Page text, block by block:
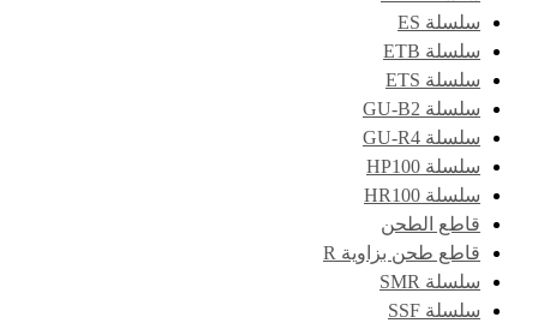
سلسلة ES
سلسلة ETB
سلسلة ETS
سلسلة GU-B2
سلسلة GU-R4
سلسلة HP100
سلسلة HR100
قاطع الطحن
قاطع طحن بزاوية R
سلسلة SMR
سلسلة SSF